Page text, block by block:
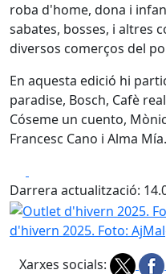
roba d'home, dona i
sabates, bosses, i altres
diversos comerços del
En aquesta edició hi
paradise, Bosch, Cafè
Cóseme un cuento,
Francesc Cano i Alma Mía.
Darrera actualització:
Outlet d'hivern 2025.
d'hivern 2025. Foto:
Xarxes socials: